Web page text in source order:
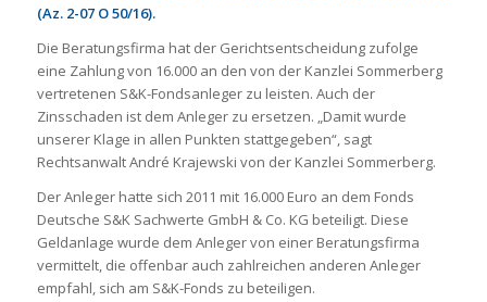
(Az. 2-07 O 50/16).
Die Beratungsfirma hat der Gerichtsentscheidung zufolge
eine Zahlung von 16.000 an den von der Kanzlei Sommerberg
vertretenen S&K-Fondsanleger zu leisten. Auch der
Zinsschaden ist dem Anleger zu ersetzen. „Damit wurde
unserer Klage in allen Punkten stattgegeben“, sagt
Rechtsanwalt André Krajewski von der Kanzlei Sommerberg.
Der Anleger hatte sich 2011 mit 16.000 Euro an dem Fonds
Deutsche S&K Sachwerte GmbH & Co. KG beteiligt. Diese
Geldanlage wurde dem Anleger von einer Beratungsfirma
vermittelt, die offenbar auch zahlreichen anderen Anleger
empfahl, sich am S&K-Fonds zu beteiligen.